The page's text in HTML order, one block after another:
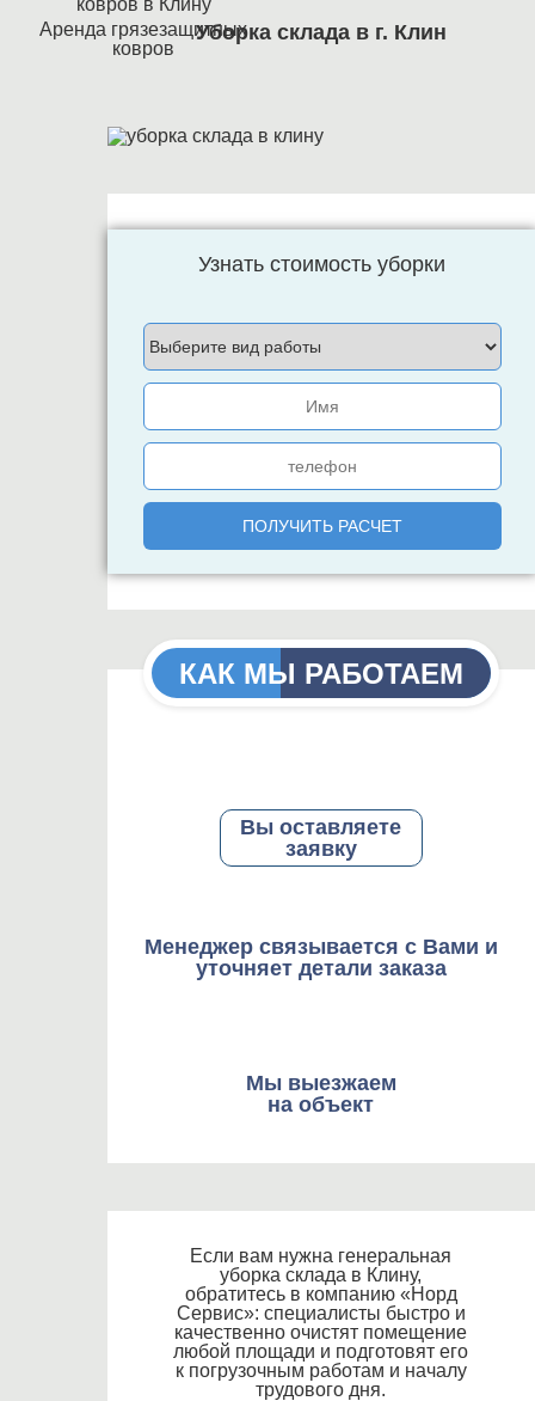
Аренда грязезащитных
ковров
Уборка склада в г. Клин
Узнать стоимость уборки
КАК МЫ РАБОТАЕМ
Вы оставляете
заявку
Менеджер связывается с Вами и
уточняет детали заказа
Мы выезжаем
на объект
Если вам нужна генеральная
уборка склада в Клину,
обратитесь в компанию «Норд
Сервис»: специалисты быстро и
качественно очистят помещение
любой площади и подготовят его
к погрузочным работам и началу
трудового дня.